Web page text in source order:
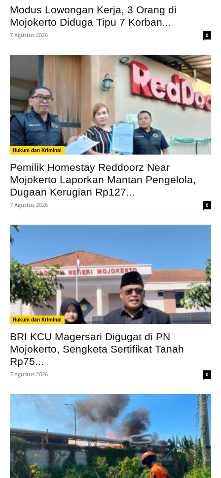
Modus Lowongan Kerja, 3 Orang di
Mojokerto Diduga Tipu 7 Korban...
7 Agustus 2026 0
Hukum dan Kriminal
Pemilik Homestay Reddoorz Near
Mojokerto Laporkan Mantan Pengelola,
Dugaan Kerugian Rp127...
7 Agustus 2026 0
Hukum dan Kriminal
BRI KCU Magersari Digugat di PN
Mojokerto, Sengketa Sertifikat Tanah
Rp75...
7 Agustus 2026 0